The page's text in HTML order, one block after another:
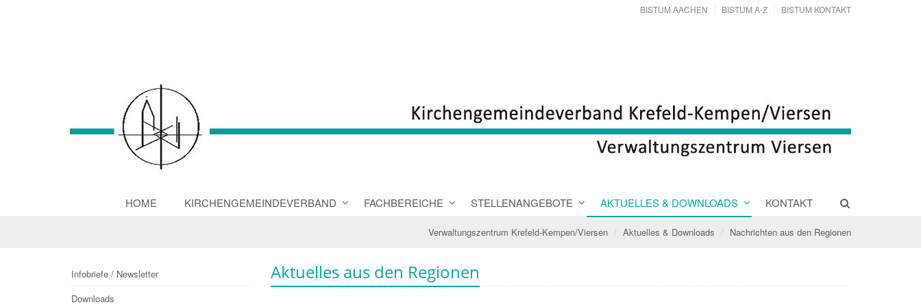
BISTUM AACHEN BISTUM A-Z BISTUM KONTAKT
HOME KIRCHENGEMEINDEVERBAND FACHBEREICHE STELLENANGEBOTE AKTUELLES & DOWNLOADS KONTAKT
Verwaltungszentrum Krefeld-Kempen/Viersen Aktuelles & Downloads Nachrichten aus den Regionen
Aktuelles aus den Regionen
Infobriefe / Newsletter
Downloads